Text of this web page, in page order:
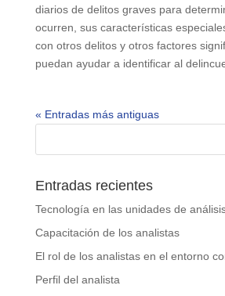
diarios de delitos graves para
ocurren, sus características
con otros delitos y otros factores
puedan ayudar a identificar al
« Entradas más antiguas
Entradas recientes
Tecnología en las unidades de
Capacitación de los analistas
El rol de los analistas en el entorno
Perfil del analista